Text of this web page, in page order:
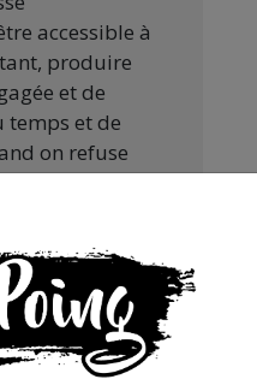
accessible à
produire
et de
temps et de
on refuse
Bolloré et de
qu’à vous :
DON